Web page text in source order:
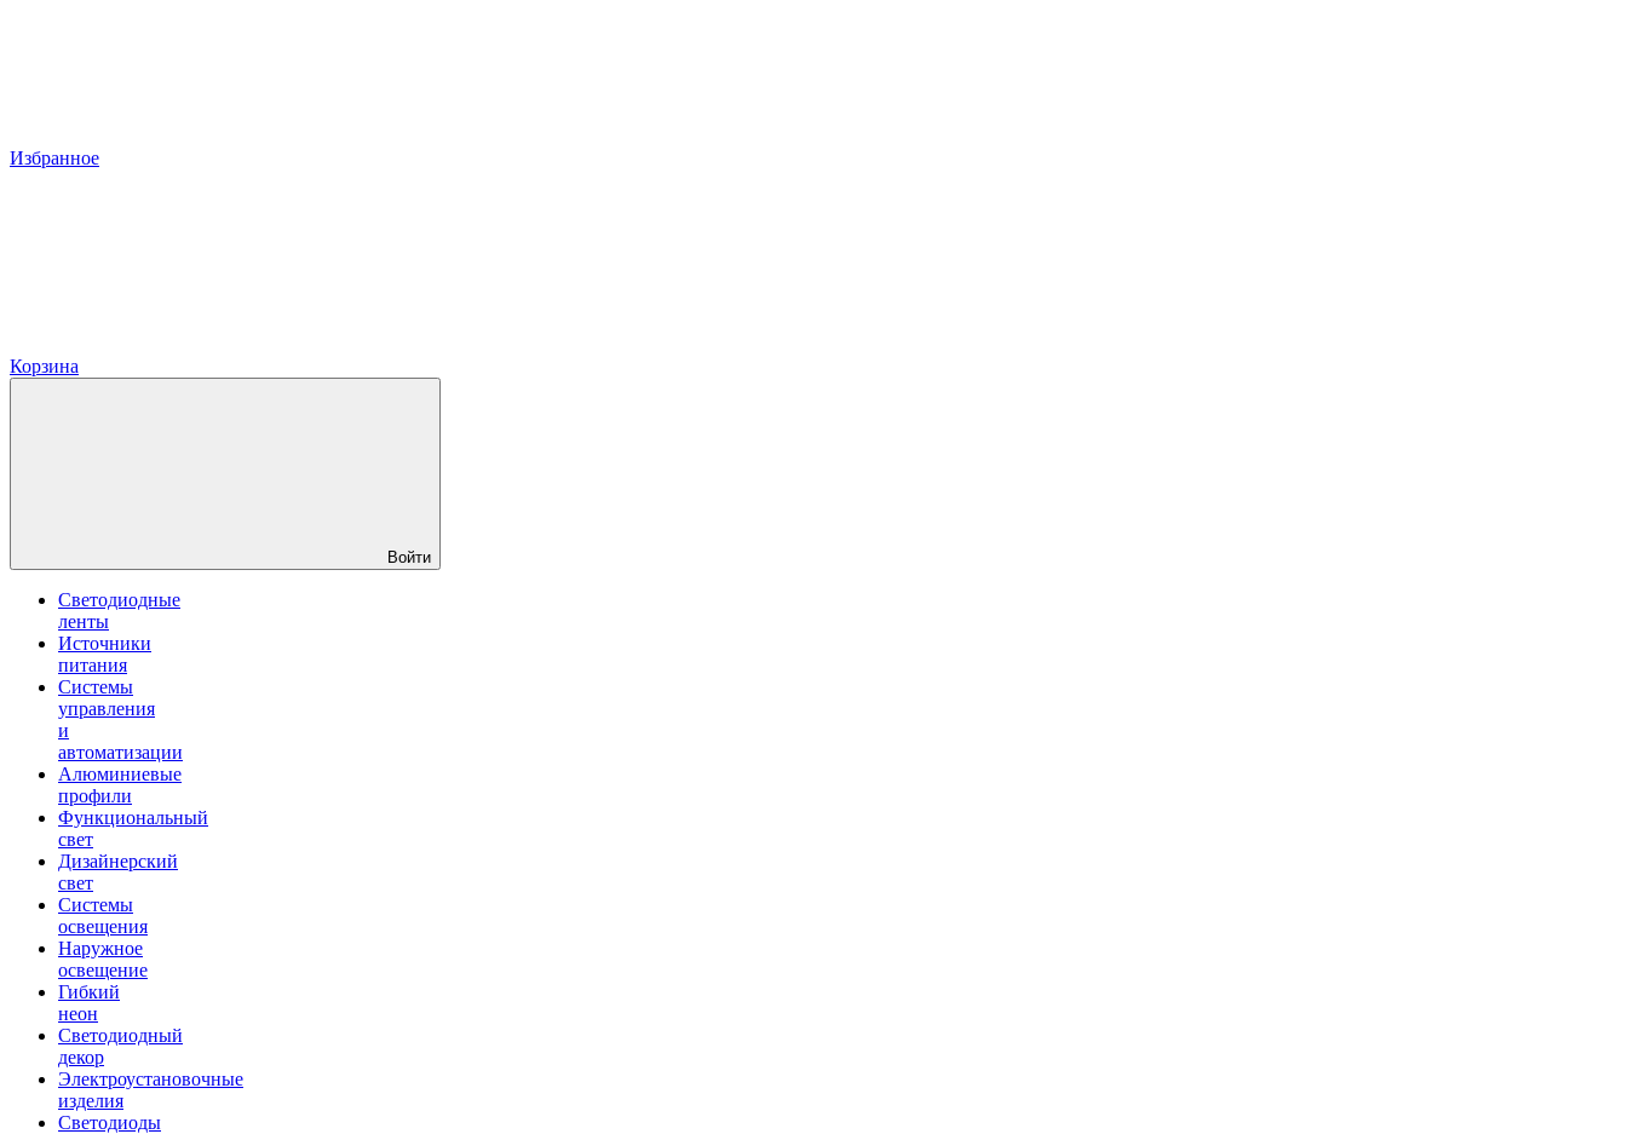
Избранное
Корзина
Войти
Светодиодные
ленты
Источники
питания
Системы
управления
и
автоматизации
Алюминиевые
профили
Функциональный
свет
Дизайнерский
свет
Системы
освещения
Наружное
освещение
Гибкий
неон
Светодиодный
декор
Электроустановочные
изделия
Светодиоды